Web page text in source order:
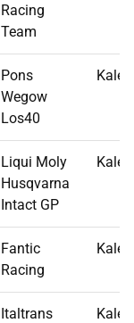
Racing
Team
Pons
Wegow
Los40
Kalex
Liqui Moly
Husqvarna
Intact GP
Kalex
Fantic
Racing
Kalex
Italtrans
Kalex